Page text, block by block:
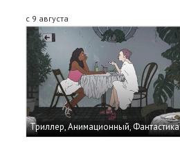
с 9 августа
Триллер, Анимационный, Фантастика